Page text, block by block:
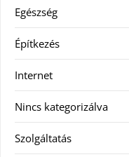
Egészség
Építkezés
Internet
Nincs kategorizálva
Szolgáltatás